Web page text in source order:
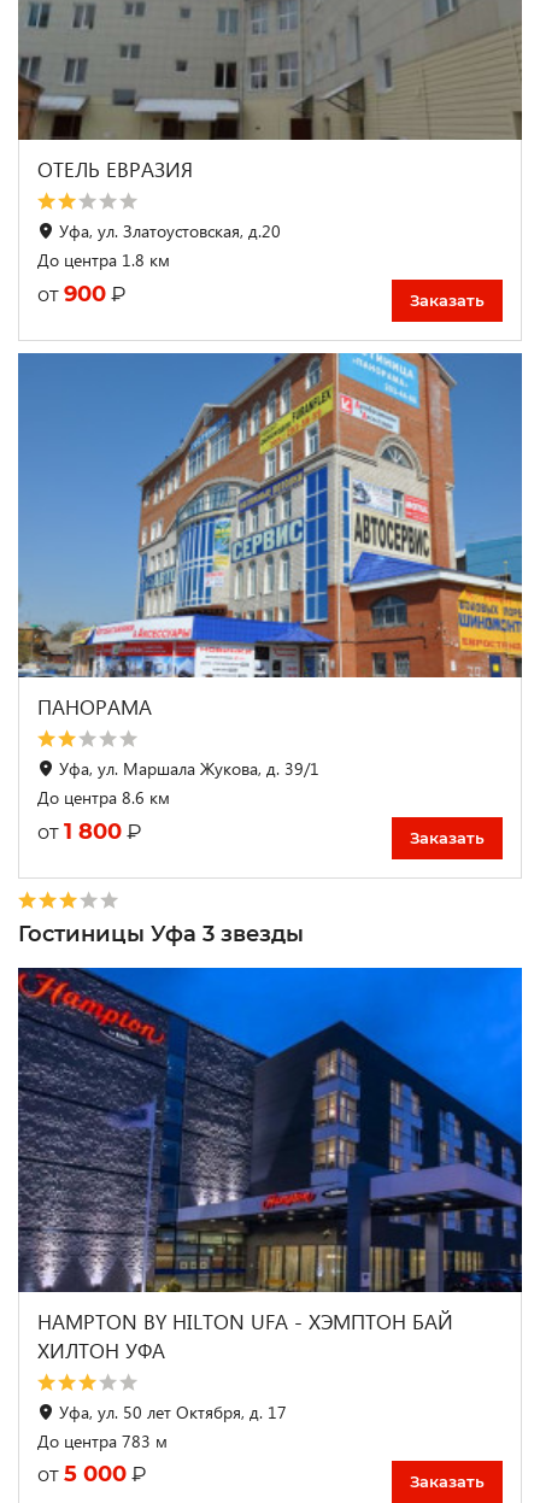
ОТЕЛЬ ЕВРАЗИЯ
Уфа, ул. Златоустовская, д.20
До центра 1.8 км
от 900 ₽ Заказать
ПАНОРАМА
Уфа, ул. Маршала Жукова, д. 39/1
До центра 8.6 км
от 1 800 ₽ Заказать
Гостиницы Уфа 3 звезды
HAMPTON BY HILTON UFA - ХЭМПТОН БАЙ
ХИЛТОН УФА
Уфа, ул. 50 лет Октября, д. 17
До центра 783 м
от 5 000 ₽ Заказать